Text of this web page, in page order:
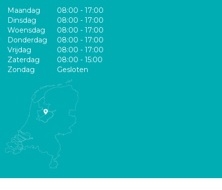
Maandag
08:00 - 17:00
Dinsdag
08:00 - 17:00
Woensdag
08:00 - 17:00
Donderdag
08:00 - 17:00
Vrijdag
08:00 - 17:00
Zaterdag
08:00 - 15:00
Zondag
Gesloten